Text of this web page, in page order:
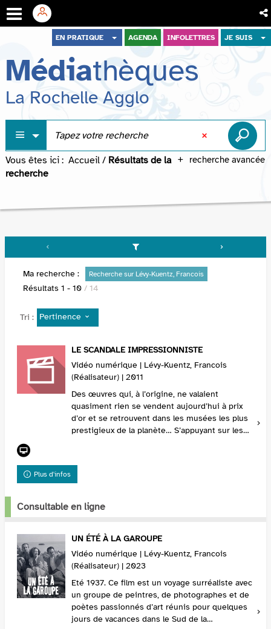
menu
contenu
recherche
EN PRATIQUE AGENDA INFOLETTRES JE SUIS
Médiathèques
La Rochelle Agglo
recherche avancée
Vous êtes ici : Accueil / Résultats de la
recherche
Ma recherche : Recherche sur Lévy-Kuentz, Francois
Résultats 1 - 10 / 14
Tri : Pertinence
LE SCANDALE IMPRESSIONNISTE
Vidéo numérique | Lévy-Kuentz, Francois
(Réalisateur) | 2011
Des œuvres qui, à l’origine, ne valaient
quasiment rien se vendent aujourd’hui à prix
d’or et se retrouvent dans les musées les plus
prestigieux de la planète… S’appuyant sur les
Plus d'infos
Consultable en ligne
UN ÉTÉ À LA GAROUPE
Vidéo numérique | Lévy-Kuentz, Francois
(Réalisateur) | 2023
Eté 1937. Ce film est un voyage surréaliste avec
un groupe de peintres, de photographes et de
poètes passionnés d’art réunis pour quelques
jours de vacances dans le Sud de la